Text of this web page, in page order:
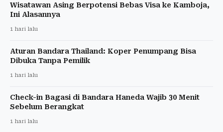
Wisatawan Asing Berpotensi Bebas Visa ke Kamboja,
Ini Alasannya
1 hari lalu
Aturan Bandara Thailand: Koper Penumpang Bisa
Dibuka Tanpa Pemilik
1 hari lalu
Check-in Bagasi di Bandara Haneda Wajib 30 Menit
Sebelum Berangkat
1 hari lalu